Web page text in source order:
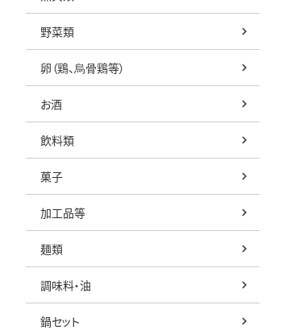
野菜類
卵（鶏、烏骨鶏等）
お酒
飲料類
菓子
加工品等
麺類
調味料・油
鍋セット